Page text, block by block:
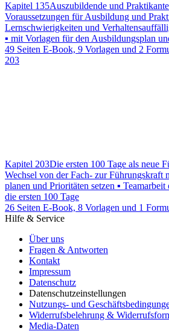
Kapitel 135Auszubildende und
Voraussetzungen für Ausbildung und
Lernschwierigkeiten und
▪ mit Vorlagen für den Ausbildungsplan
49 Seiten E-Book, 9 Vorlagen und 2
203
Kapitel 203Die ersten 100 Tage als neue
Wechsel von der Fach- zur Führungskraft
planen und Prioritäten setzen ▪
die ersten 100 Tage
26 Seiten E-Book, 8 Vorlagen und 1
Hilfe & Service
Über uns
Fragen & Antworten
Kontakt
Impressum
Datenschutz
Datenschutzeinstellungen
Nutzungs- und
Widerrufsbelehrung &
Media-Daten